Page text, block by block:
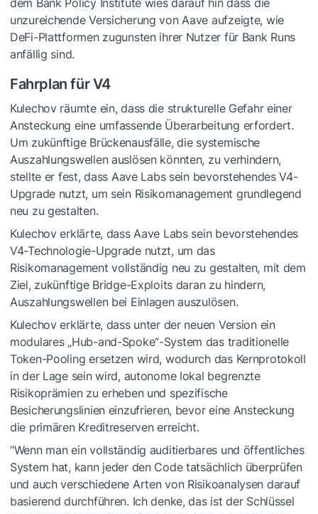
unzureichende Versicherung von Aave aufzeigte, wie
DeFi-Plattformen zugunsten ihrer Nutzer für Bank Runs
anfällig sind.
Fahrplan für V4
Kulechov räumte ein, dass die strukturelle Gefahr einer
Ansteckung eine umfassende Überarbeitung erfordert.
Um zukünftige Brückenausfälle, die systemische
Auszahlungswellen auslösen könnten, zu verhindern,
stellte er fest, dass Aave Labs sein bevorstehendes V4-
Upgrade nutzt, um sein Risikomanagement grundlegend
neu zu gestalten.
Kulechov erklärte, dass Aave Labs sein bevorstehendes
V4-Technologie-Upgrade nutzt, um das
Risikomanagement vollständig neu zu gestalten, mit dem
Ziel, zukünftige Bridge-Exploits daran zu hindern,
Auszahlungswellen bei Einlagen auszulösen.
Kulechov erklärte, dass unter der neuen Version ein
modulares „Hub-and-Spoke“-System das traditionelle
Token-Pooling ersetzen wird, wodurch das Kernprotokoll
in der Lage sein wird, autonome lokal begrenzte
Risikoprämien zu erheben und spezifische
Besicherungslinien einzufrieren, bevor eine Ansteckung
die primären Kreditreserven erreicht.
"Wenn man ein vollständig auditierbares und öffentliches
System hat, kann jeder den Code tatsächlich überprüfen
und auch verschiedene Arten von Risikoanalysen darauf
basierend durchführen. Ich denke, das ist der Schlüssel